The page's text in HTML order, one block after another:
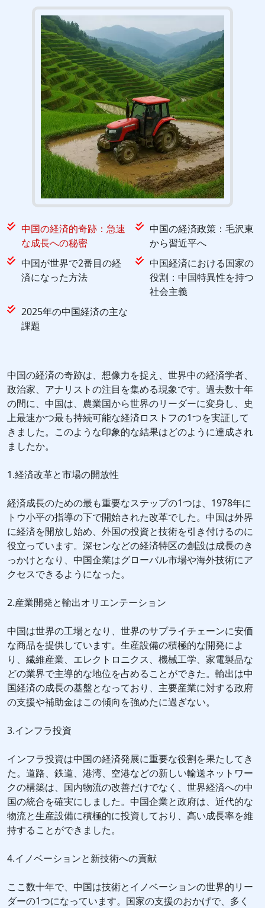
中国の経済的奇跡：急速
な成長への秘密
中国の経済政策：毛沢東
から習近平へ
中国が世界で2番目の経
済になった方法
中国経済における国家の
役割：中国特異性を持つ
社会主義
2025年の中国経済の主な
課題
中国の経済の奇跡は、想像力を捉え、世界中の経済学者、
政治家、アナリストの注目を集める現象です。過去数十年
の間に、中国は、農業国から世界のリーダーに変身し、史
上最速かつ最も持続可能な経済ロストフの1つを実証して
きました。このような印象的な結果はどのように達成され
ましたか。
1.経済改革と市場の開放性
経済成長のための最も重要なステップの1つは、1978年に
トウ小平の指導の下で開始された改革でした。中国は外界
に経済を開放し始め、外国の投資と技術を引き付けるのに
役立っています。深センなどの経済特区の創設は成長のき
っかけとなり、中国企業はグローバル市場や海外技術にア
クセスできるようになった。
2.産業開発と輸出オリエンテーション
中国は世界の工場となり、世界のサプライチェーンに安価
な商品を提供しています。生産設備の積極的な開発によ
り、繊維産業、エレクトロニクス、機械工学、家電製品な
どの業界で主導的な地位を占めることができた。輸出は中
国経済の成長の基盤となっており、主要産業に対する政府
の支援や補助金はこの傾向を強めたに過ぎない。
3.インフラ投資
インフラ投資は中国の経済発展に重要な役割を果たしてき
た。道路、鉄道、港湾、空港などの新しい輸送ネットワー
クの構築は、国内物流の改善だけでなく、世界経済への中
国の統合を確実にしました。中国企業と政府は、近代的な
物流と生産設備に積極的に投資しており、高い成長率を維
持することができました。
4.イノベーションと新技術への貢献
ここ数十年で、中国は技術とイノベーションの世界的リー
ダーの1つになっています。国家の支援のおかげで、多く